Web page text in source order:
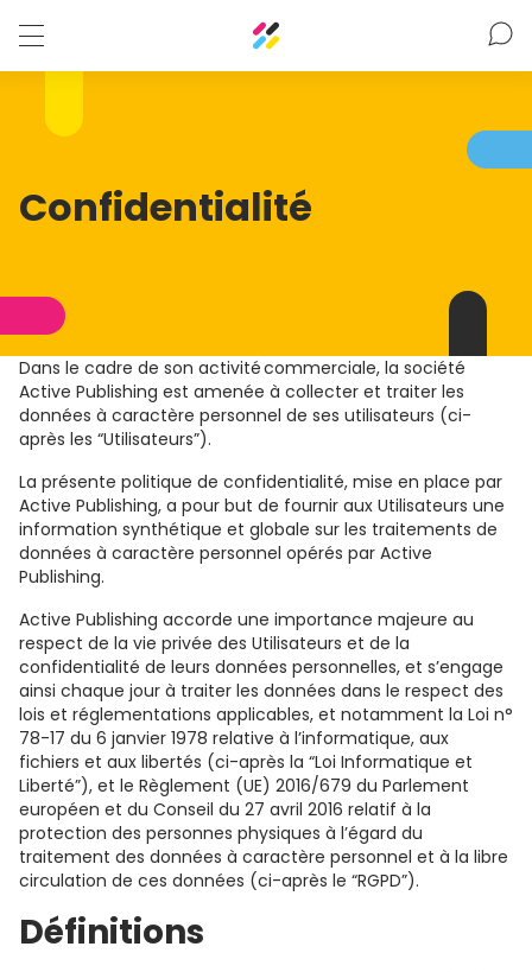
Confidentialité
Dans le cadre de son activité commerciale, la société
Active Publishing est amenée à collecter et traiter les
données à caractère personnel de ses utilisateurs (ci-
après les “Utilisateurs”).
La présente politique de confidentialité, mise en place par
Active Publishing, a pour but de fournir aux Utilisateurs une
information synthétique et globale sur les traitements de
données à caractère personnel opérés par Active
Publishing.
Active Publishing accorde une importance majeure au
respect de la vie privée des Utilisateurs et de la
confidentialité de leurs données personnelles, et s’engage
ainsi chaque jour à traiter les données dans le respect des
lois et réglementations applicables, et notamment la Loi n°
78-17 du 6 janvier 1978 relative à l’informatique, aux
fichiers et aux libertés (ci-après la “Loi Informatique et
Liberté”), et le Règlement (UE) 2016/679 du Parlement
européen et du Conseil du 27 avril 2016 relatif à la
protection des personnes physiques à l’égard du
traitement des données à caractère personnel et à la libre
circulation de ces données (ci-après le “RGPD”).
Définitions